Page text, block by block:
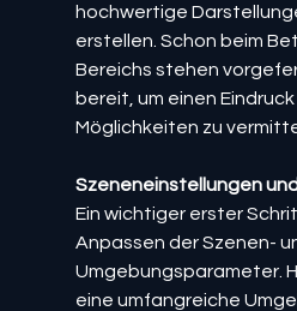
hochwertige
erstellen. Schon beim
Bereichs stehen
bereit, um einen
Möglichkeiten zu
Szeneneinstellungen
Ein wichtiger erster
Anpassen der Szenen-
Umgebungsparameter.
eine umfangreiche